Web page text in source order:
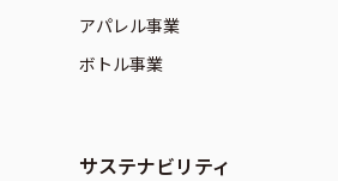
アパレル事業
ボトル事業
サステナビリティ